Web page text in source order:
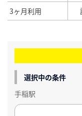
3ヶ月利用
選択中の条件
手稲駅